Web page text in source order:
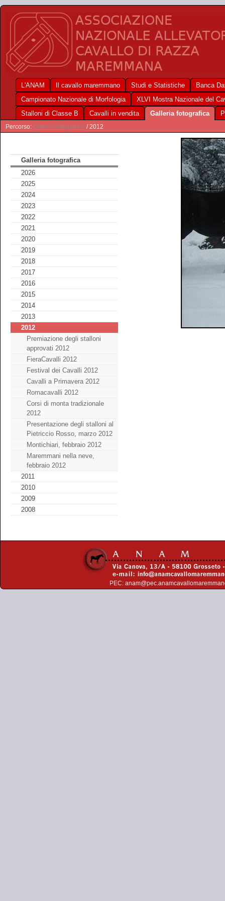
L'ANAM Il cavallo maremmano Studi e Statistiche
Banca
Campionato Nazionale di Morfologia
XLVI Mostra Nazionale del
Stalloni di Classe B
Cavalli in vendita Galleria fotografica
Percorso: Galleria fotografica / 2012
Galleria fotografica
2026
2025
2024
2023
2022
2021
2020
2019
2018
2017
2016
2015
2014
2013
2012
Premiazione degli stalloni
approvati 2012
FieraCavalli 2012
Festival dei Cavalli 2012
Cavalli a Primavera 2012
Romacavalli 2012
Corsi di monta tradizionale
2012
Presentazione degli stalloni al
Pietriccio Rosso, marzo 2012
Montichiari, febbraio 2012
Maremmani nella neve,
febbraio 2012
2011
2010
2009
2008
PEC: